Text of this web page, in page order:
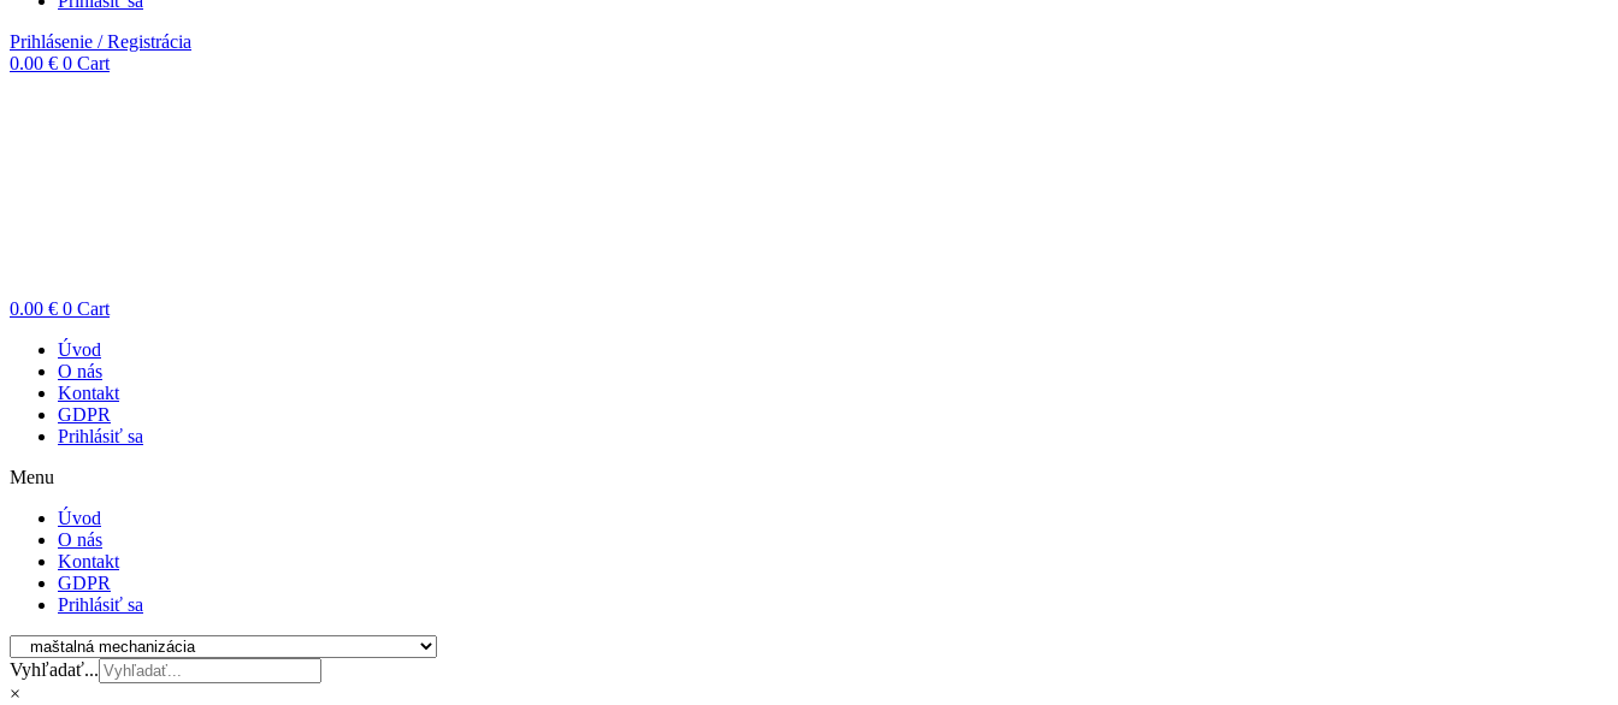
Prihlásenie / Registrácia
0.00 € 0 Cart
0.00 € 0 Cart
Úvod
O nás
Kontakt
GDPR
Prihlásiť sa
Menu
Úvod
O nás
Kontakt
GDPR
Prihlásiť sa
Vyhľadať...
×